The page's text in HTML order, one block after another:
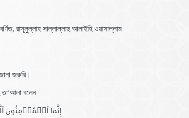
রাসূলুল্লাহ সাল্লাল্লাহু আলাইহি ওয়াসাল্লাম
জরুরি।
বলেন:
﴿ إِنَّمَا ٱلۡمُؤۡمِنُونَ